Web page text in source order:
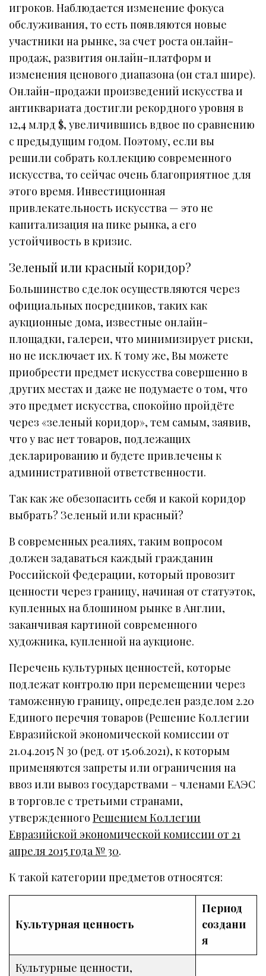
игроков. Наблюдается изменение фокуса
обслуживания, то есть появляются новые
участники на рынке, за счет роста онлайн-
продаж, развития онлайн-платформ и
изменения ценового диапазона (он стал шире).
Онлайн-продажи произведений искусства и
антиквариата достигли рекордного уровня в
12,4 млрд $, увеличившись вдвое по сравнению
с предыдущим годом. Поэтому, если вы
решили собрать коллекцию современного
искусства, то сейчас очень благоприятное для
этого время. Инвестиционная
привлекательность искусства — это не
капитализация на пике рынка, а его
устойчивость в кризис.
Зеленый или красный коридор?
Большинство сделок осуществляются через
официальных посредников, таких как
аукционные дома, известные онлайн-
площадки, галереи, что минимизирует риски,
но не исключает их. К тому же, Вы можете
приобрести предмет искусства совершенно в
других местах и даже не подумаете о том, что
это предмет искусства, спокойно пройдёте
через «зеленый коридор», тем самым, заявив,
что у вас нет товаров, подлежащих
декларированию и будете привлечены к
административной ответственности.
Так как же обезопасить себя и какой коридор
выбрать? Зеленый или красный?
В современных реалиях, таким вопросом
должен задаваться каждый гражданин
Российской Федерации, который провозит
ценности через границу, начиная от статуэток,
купленных на блошином рынке в Англии,
заканчивая картиной современного
художника, купленной на аукционе.
Перечень культурных ценностей, которые
подлежат контролю при перемещении через
таможенную границу, определен разделом 2.20
Единого перечня товаров (Решение Коллегии
Евразийской экономической комиссии от
21.04.2015 N 30 (ред. от 15.06.2021), к которым
применяются запреты или ограничения на
ввоз или вывоз государствами – членами ЕАЭС
в торговле с третьими странами,
утвержденногоРешением Коллегии
Евразийской экономической комиссии от 21
апреля 2015 года № 30.
К такой категории предметов относятся:
Культурная ценность
Период
создани
я
Культурные ценности,